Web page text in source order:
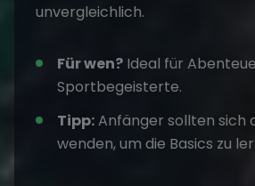
unvergleichlich.
Für wen? Ideal für
Sportbegeisterte.
Tipp:Anfänger sollten sich
wenden, um die Basics zu